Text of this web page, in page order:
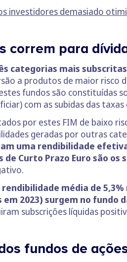
investidores demasiado
correm para
categorias mais
a produtos de maior risco
fundos são constituídas
com as subidas das
por estes FIM de baixo
geradas por outras
uma rendibilidade
de Curto Prazo Euro são
média de
em 2023) surgem no fundo
subscrições líquidas
fundos de